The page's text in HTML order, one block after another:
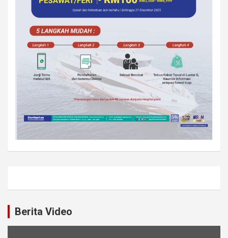
Berita Video